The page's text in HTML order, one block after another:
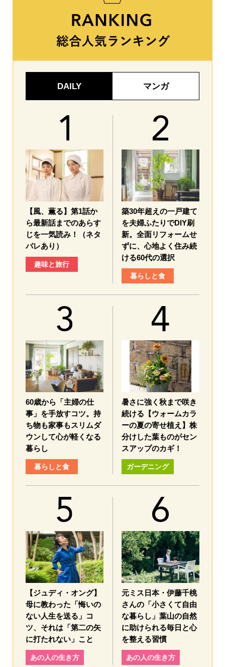
DAILY マンガ
【風、薫る】第1話か
ら最新話までのあらす
じを一気読み！（ネタ
バレあり）
趣味と旅行
築30年超えの一戸建て
を夫婦ふたりでDIY刷
新。全面リフォームせ
ずに、心地よく住み続
ける60代の選択
暮らしと食
60歳から「主婦の仕
事」を手放すコツ。持
ち物も家事もスリムダ
ウンして心が軽くなる
暮らし
暮らしと食
暑さに強く秋まで咲き
続ける【ウォームカラ
ーの夏の寄せ植え】株
分けした葉ものがセン
スアップのカギ！
ガーデニング
【ジュディ・オング】
母に教わった「悔いの
ない人生を送る」コ
ツ、それは「第二の矢
に打たれない」こと
あの人の生き方
元ミス日本・伊藤千桃
さんの「小さくて自由
な暮らし」葉山の自然
に助けられる毎日と心
を整える習慣
あの人の生き方